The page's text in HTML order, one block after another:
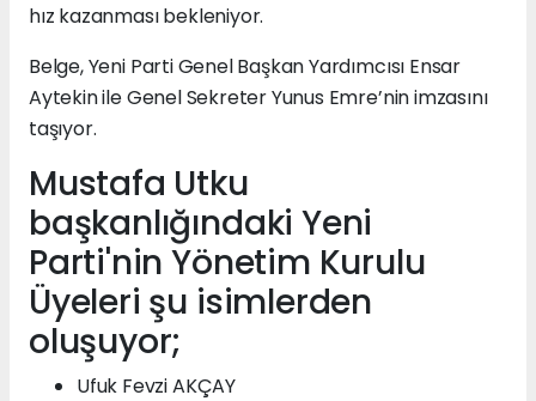
hız kazanması bekleniyor.
Belge, Yeni Parti Genel Başkan Yardımcısı Ensar
Aytekin ile Genel Sekreter Yunus Emre’nin imzasını
taşıyor.
Mustafa Utku
başkanlığındaki Yeni
Parti'nin Yönetim Kurulu
Üyeleri şu isimlerden
oluşuyor;
Ufuk Fevzi AKÇAY